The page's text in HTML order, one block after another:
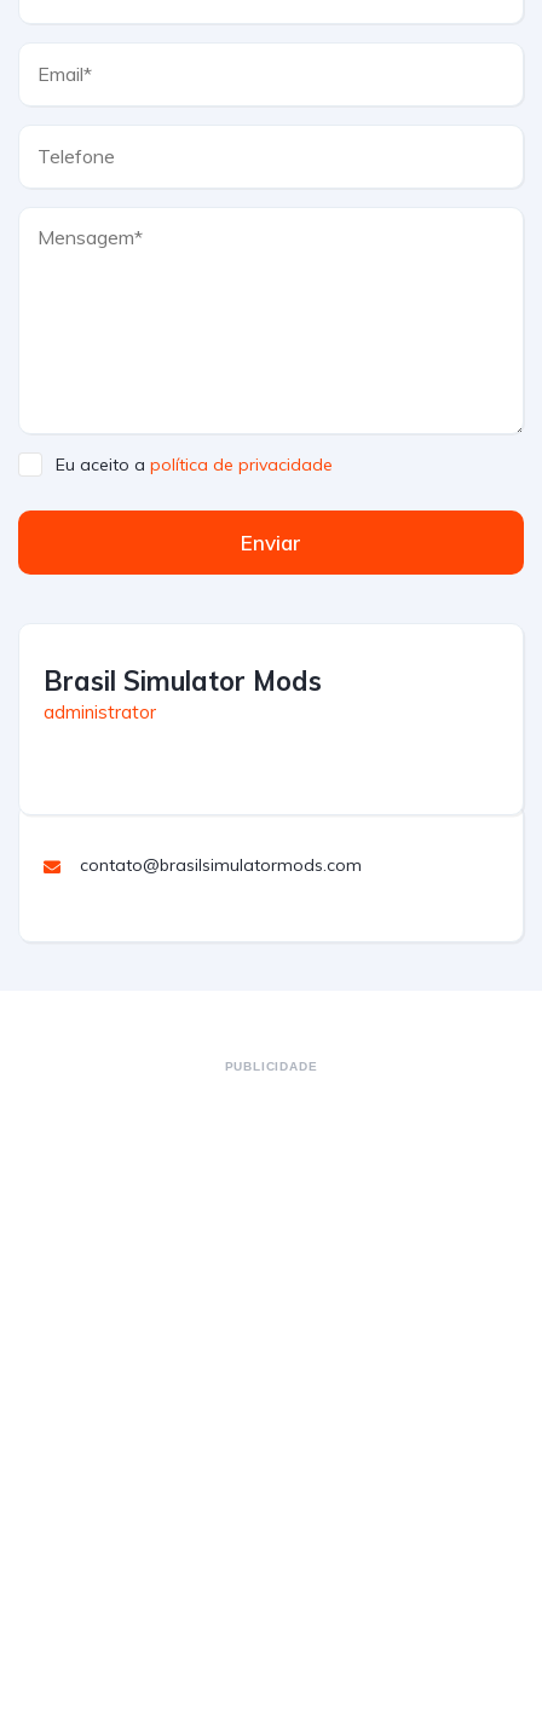
Eu aceito a política de privacidade
Enviar
Brasil Simulator Mods
administrator
contato@brasilsimulatormods.com
PUBLICIDADE